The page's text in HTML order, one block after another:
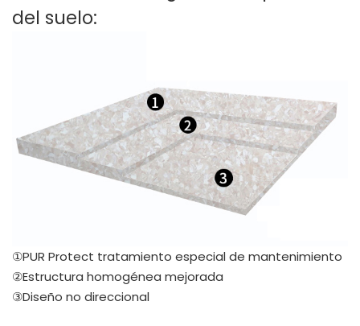
del suelo:
①PUR Protect tratamiento especial de mantenimiento
②Estructura homogénea mejorada
③Diseño no direccional